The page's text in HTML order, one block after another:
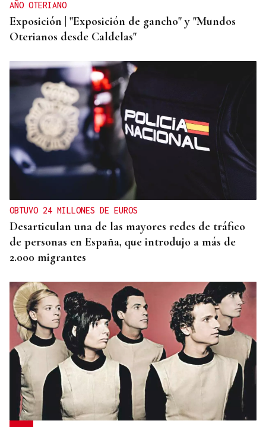
AÑO OTERIANO
Exposición | "Exposición de gancho" y "Mundos
Oterianos desde Caldelas"
OBTUVO 24 MILLONES DE EUROS
Desarticulan una de las mayores redes de tráfico
de personas en España, que introdujo a más de
2.000 migrantes